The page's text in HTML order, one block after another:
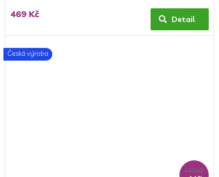
469 Kč Detail
Česká výroba
549 Kč